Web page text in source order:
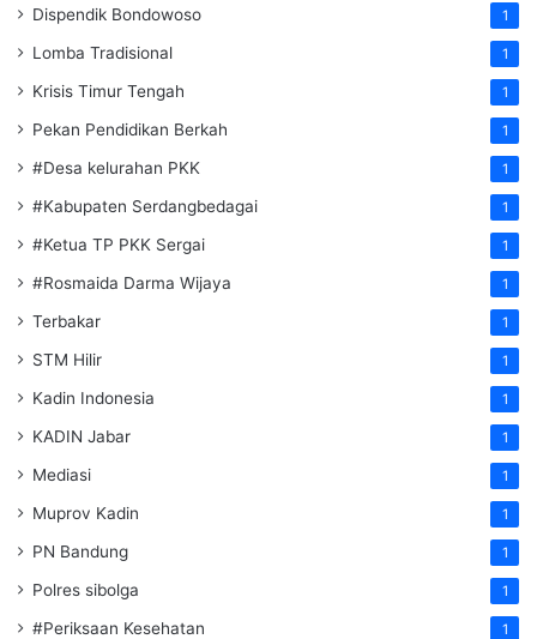
Dispendik Bondowoso 1
Lomba Tradisional 1
Krisis Timur Tengah 1
Pekan Pendidikan Berkah 1
#Desa kelurahan PKK 1
#Kabupaten Serdangbedagai 1
#Ketua TP PKK Sergai 1
#Rosmaida Darma Wijaya 1
Terbakar 1
STM Hilir 1
Kadin Indonesia 1
KADIN Jabar 1
Mediasi 1
Muprov Kadin 1
PN Bandung 1
Polres sibolga 1
#Periksaan Kesehatan 1